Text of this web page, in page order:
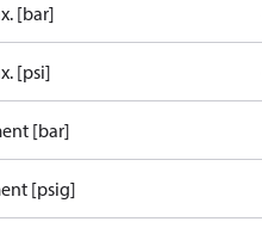
[bar]
[psi]
[bar]
[psig]